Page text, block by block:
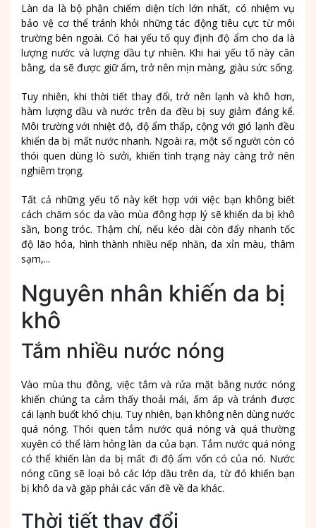
Làn da là bộ phận chiếm diện tích lớn nhất, có nhiệm vụ
bảo vệ cơ thể tránh khỏi những tác động tiêu cực từ môi
trường bên ngoài. Có hai yếu tố quy định độ ẩm cho da là
lượng nước và lượng dầu tự nhiên. Khi hai yếu tố này cân
bằng, da sẽ được giữ ẩm, trở nên mịn màng, giàu sức sống.
Tuy nhiên, khi thời tiết thay đổi, trở nên lạnh và khô hơn,
hàm lượng dầu và nước trên da đều bị suy giảm đáng kể.
Môi trường với nhiệt độ, độ ẩm thấp, cộng với gió lạnh đều
khiến da bị mất nước nhanh. Ngoài ra, một số người còn có
thói quen dùng lò sưởi, khiến tình trạng này càng trở nên
nghiêm trọng.
Tất cả những yếu tố này kết hợp với việc bạn không biết
cách chăm sóc da vào mùa đông hợp lý sẽ khiến da bị khô
sần, bong tróc. Thậm chí, nếu kéo dài còn đẩy nhanh tốc
độ lão hóa, hình thành nhiều nếp nhăn, da xỉn màu, thâm
sạm,...
Nguyên nhân khiến da bị
khô
Tắm nhiều nước nóng
Vào mùa thu đông, việc tắm và rửa mặt bằng nước nóng
khiến chúng ta cảm thấy thoải mái, ấm áp và tránh được
cái lạnh buốt khó chịu. Tuy nhiên, bạn không nên dùng nước
quá nóng. Thói quen tắm nước quá nóng và quá thường
xuyên có thể làm hỏng làn da của bạn. Tắm nước quá nóng
có thể khiến làn da bị mất đi độ ẩm vốn có của nó. Nước
nóng cũng sẽ loại bỏ các lớp dầu trên da, từ đó khiến bạn
bị khô da và gặp phải các vấn đề về da khác.
Thời tiết thay đổi